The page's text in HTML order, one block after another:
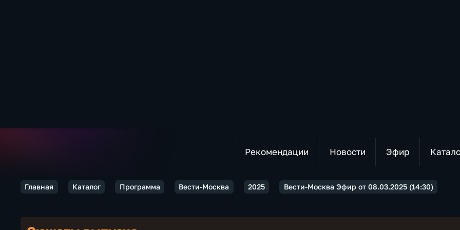
Рекомендации Новости Эфир
Главная Каталог Программа Вести-Москва 2025 Вести-Москва Эфир от 08.03.2025 (14:30)